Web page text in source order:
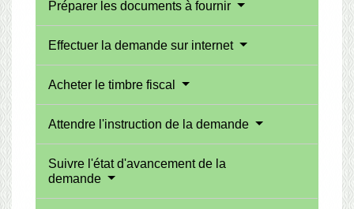
Préparer les documents à fournir
Effectuer la demande sur internet
Acheter le timbre fiscal
Attendre l'instruction de la demande
Suivre l'état d'avancement de la
demande